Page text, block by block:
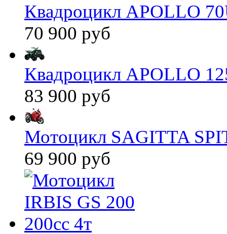
Квадроцикл APOLLO
70 900 руб
Квадроцикл APOLLO
83 900 руб
Мотоцикл SAGITTA
69 900 руб